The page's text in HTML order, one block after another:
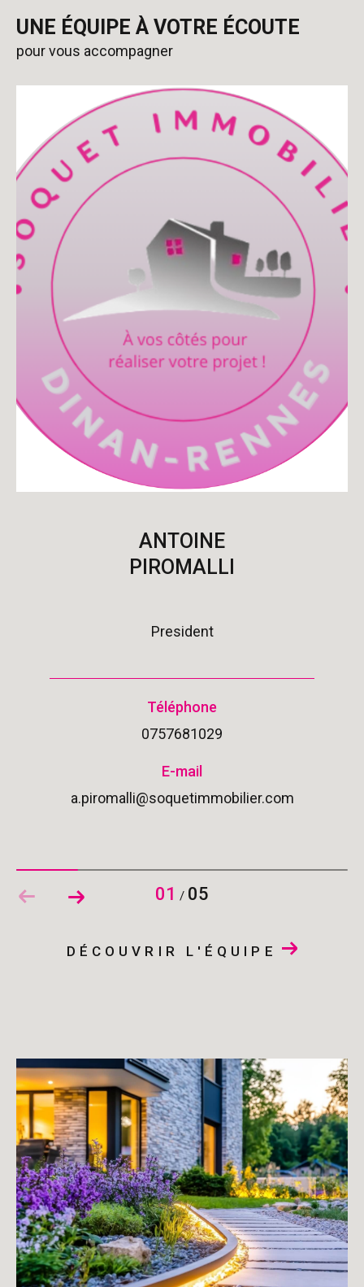
UNE ÉQUIPE À VOTRE ÉCOUTE
pour vous accompagner
ANTOINE
PIROMALLI
President
Téléphone
0757681029
E-mail
a.piromalli@soquetimmobilier.com
01 / 05
DÉCOUVRIR L'ÉQUIPE